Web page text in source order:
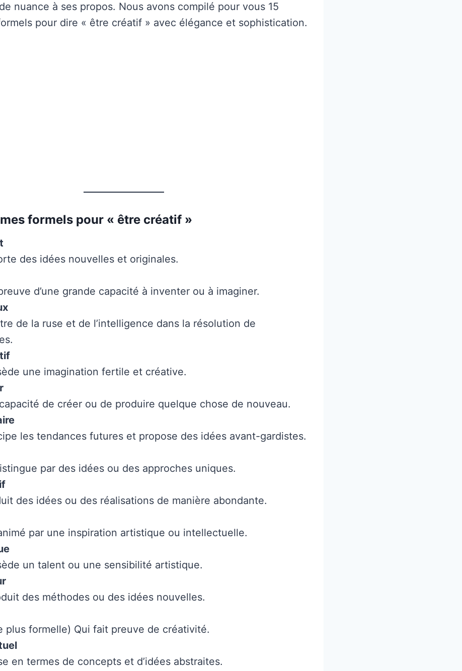
nuance à ses propos. Nous avons compilé pour vous 15
pour dire « être créatif » avec élégance et sophistication.
formels pour « être créatif »
des idées nouvelles et originales.
d’une grande capacité à inventer ou à imaginer.
de la ruse et de l’intelligence dans la résolution de
une imagination fertile et créative.
de créer ou de produire quelque chose de nouveau.
les tendances futures et propose des idées avant-gardistes.
par des idées ou des approches uniques.
des idées ou des réalisations de manière abondante.
par une inspiration artistique ou intellectuelle.
un talent ou une sensibilité artistique.
des méthodes ou des idées nouvelles.
plus formelle) Qui fait preuve de créativité.
en termes de concepts et d’idées abstraites.